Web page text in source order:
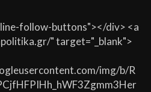
follow-buttons"></div> <a
" target="_blank">
img/b/R